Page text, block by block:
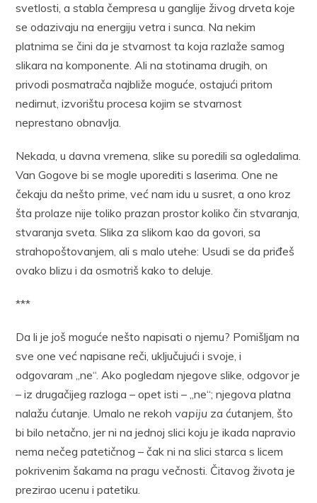
svetlosti, a stabla čempresa u ganglije živog drveta koje
se odazivaju na energiju vetra i sunca. Na nekim
platnima se čini da je stvarnost ta koja razlaže samog
slikara na komponente. Ali na stotinama drugih, on
privodi posmatrača najbliže moguće, ostajući pritom
nedirnut, izvorištu procesa kojim se stvarnost
neprestano obnavlja.
Nekada, u davna vremena, slike su poredili sa ogledalima.
Van Gogove bi se mogle uporediti s laserima. One ne
čekaju da nešto prime, već nam idu u susret, a ono kroz
šta prolaze nije toliko prazan prostor koliko čin stvaranja,
stvaranja sveta. Slika za slikom kao da govori, sa
strahopoštovanjem, ali s malo utehe: Usudi se da priđeš
ovako blizu i da osmotriš kako to deluje.
***
Da li je još moguće nešto napisati o njemu? Pomišljam na
sve one već napisane reči, uključujući i svoje, i
odgovaram „ne“. Ako pogledam njegove slike, odgovor je
– iz drugačijeg razloga – opet isti – „ne“; njegova platna
nalažu ćutanje. Umalo ne rekohvapiju za ćutanjem, što
bi bilo netačno, jer ni na jednoj slici koju je ikada napravio
nema nečeg patetičnog – čak ni na slici starca s licem
pokrivenim šakama na pragu večnosti. Čitavog života je
prezirao ucenu i patetiku.